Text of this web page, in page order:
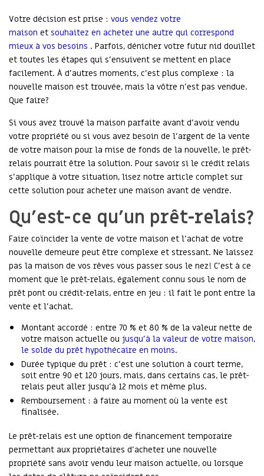
Votre décision est prise : vous vendez votre
maison et souhaitez en acheter une autre qui correspond
mieux à vos besoins . Parfois, dénicher votre futur nid douillet
et toutes les étapes qui s’ensuivent se mettent en place
facilement. À d’autres moments, c’est plus complexe : la
nouvelle maison est trouvée, mais la vôtre n’est pas vendue.
Que faire?
Si vous avez trouvé la maison parfaite avant d’avoir vendu
votre propriété ou si vous avez besoin de l’argent de la vente
de votre maison pour la mise de fonds de la nouvelle, le prêt-
relais pourrait être la solution. Pour savoir si le crédit relais
s’applique à votre situation, lisez notre article complet sur
cette solution pour acheter une maison avant de vendre.
Qu’est-ce qu’un prêt-relais?
Faire coïncider la vente de votre maison et l’achat de votre
nouvelle demeure peut être complexe et stressant. Ne laissez
pas la maison de vos rêves vous passer sous le nez! C’est à ce
moment que le prêt-relais, également connu sous le nom de
prêt pont ou crédit-relais, entre en jeu : il fait le pont entre la
vente et l’achat.
Montant accordé : entre 70 % et 80 % de la valeur nette de
votre maison actuelle ou jusqu’à la valeur de votre maison,
le solde du prêt hypothécaire en moins.
Durée typique du prêt : c’est une solution à court terme,
soit entre 90 et 120 jours, mais, dans certains cas, le prêt-
relais peut aller jusqu’à 12 mois et même plus.
Remboursement : à faire au moment où la vente est
finalisée.
Le prêt-relais est une option de financement temporaire
permettant aux propriétaires d’acheter une nouvelle
propriété sans avoir vendu leur maison actuelle, ou lorsque